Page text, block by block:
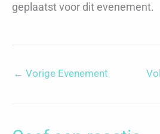
geplaatst voor dit evenement.
← Vorige Evenement